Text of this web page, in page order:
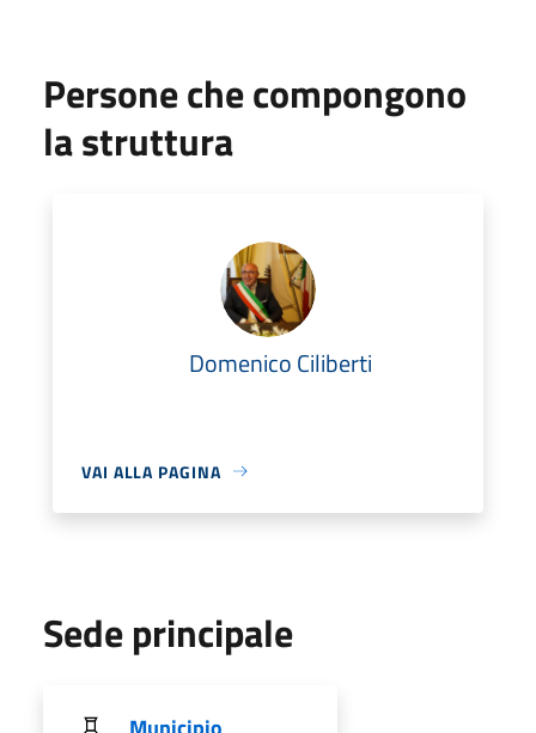
Persone che compongono
la struttura
Domenico Ciliberti
VAI ALLA PAGINA
Sede principale